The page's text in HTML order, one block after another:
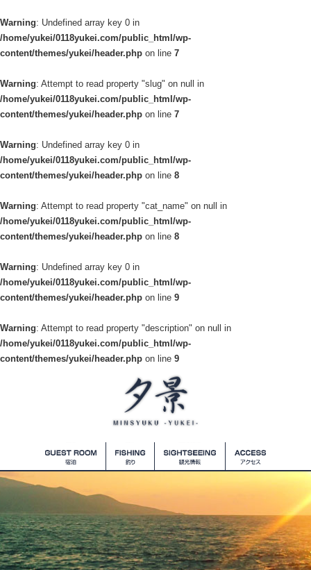
Warning: Undefined array key 0 in
/home/yukei/0118yukei.com/public_html/wp-
content/themes/yukei/header.php on line 7
Warning: Attempt to read property "slug" on null in
/home/yukei/0118yukei.com/public_html/wp-
content/themes/yukei/header.php on line 7
Warning: Undefined array key 0 in
/home/yukei/0118yukei.com/public_html/wp-
content/themes/yukei/header.php on line 8
Warning: Attempt to read property "cat_name" on null in
/home/yukei/0118yukei.com/public_html/wp-
content/themes/yukei/header.php on line 8
Warning: Undefined array key 0 in
/home/yukei/0118yukei.com/public_html/wp-
content/themes/yukei/header.php on line 9
Warning: Attempt to read property "description" on null in
/home/yukei/0118yukei.com/public_html/wp-
content/themes/yukei/header.php on line 9